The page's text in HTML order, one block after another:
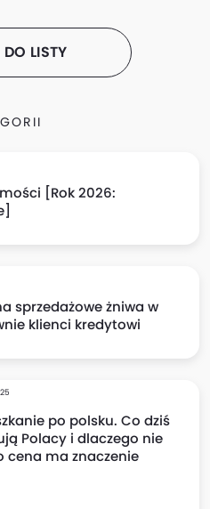
LISTY
[Rok 2026:
sprzedażowe żniwa w
klienci kredytowi
po polsku. Co dziś
Polacy i dlaczego nie
cena ma znaczenie